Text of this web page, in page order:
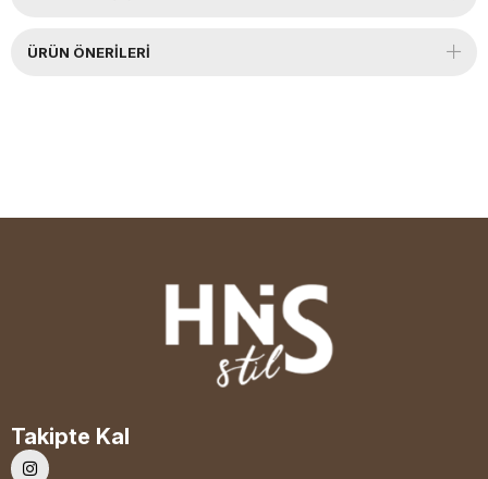
ÜRÜN ÖNERILERI
Takipte Kal